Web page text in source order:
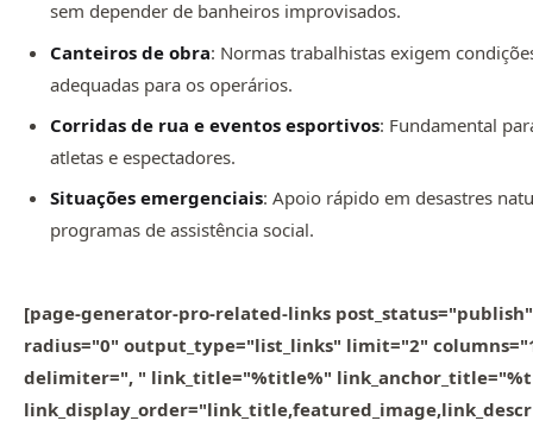
sem depender de banheiros improvisados.
Canteiros de obra: Normas trabalhistas exigem
adequadas para os operários.
Corridas de rua e eventos esportivos: Fundamental
atletas e espectadores.
Situações emergenciais: Apoio rápido em desastres
programas de assistência social.
[page-generator-pro-related-links post_status="publish"
radius="0" output_type="list_links" limit="2"
delimiter=", " link_title="%title%"